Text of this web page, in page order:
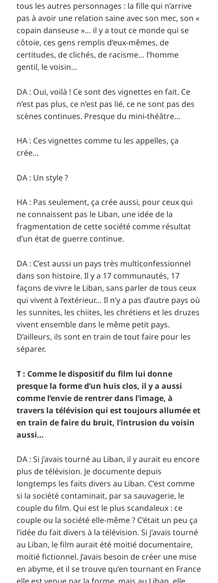
tous les autres personnages : la fille qui n’arrive
pas à avoir une relation saine avec son mec, son «
copain danseuse »… il y a tout ce monde qui se
côtoie, ces gens remplis d’eux-mêmes, de
certitudes, de clichés, de racisme… l’homme
gentil, le voisin…
DA : Oui, voilà ! Ce sont des vignettes en fait. Ce
n’est pas plus, ce n’est pas lié, ce ne sont pas des
scènes continues. Presque du mini-théâtre…
HA : Ces vignettes comme tu les appelles, ça
crée…
DA : Un style ?
HA : Pas seulement, ça crée aussi, pour ceux qui
ne connaissent pas le Liban, une idée de la
fragmentation de cette société comme résultat
d’un état de guerre continue.
DA : C’est aussi un pays très multiconfessionnel
dans son histoire. Il y a 17 communautés, 17
façons de vivre le Liban, sans parler de tous ceux
qui vivent à l’extérieur… Il n’y a pas d’autre pays où
les sunnites, les chiites, les chrétiens et les druzes
vivent ensemble dans le même petit pays.
D’ailleurs, ils sont en train de tout faire pour les
séparer.
T : Comme le dispositif du film lui donne
presque la forme d’un huis clos, il y a aussi
comme l’envie de rentrer dans l’image, à
travers la télévision qui est toujours allumée et
en train de faire du bruit, l’intrusion du voisin
aussi…
DA : Si j’avais tourné au Liban, il y aurait eu encore
plus de télévision. Je documente depuis
longtemps les faits divers au Liban. C’est comme
si la société contaminait, par sa sauvagerie, le
couple du film. Qui est le plus scandaleux : ce
couple ou la société elle-même ? C’était un peu ça
l’idée du fait divers à la télévision. Si j’avais tourné
au Liban, le film aurait été moitié documentaire,
moitié fictionnel. J’avais besoin de créer une mise
en abyme, et il se trouve qu’en tournant en France